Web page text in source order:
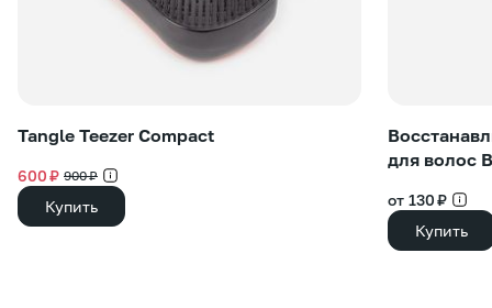
Tangle Teezer Compact
600 ₽ 900 ₽
Купить
для волос
от 130 ₽
Купить